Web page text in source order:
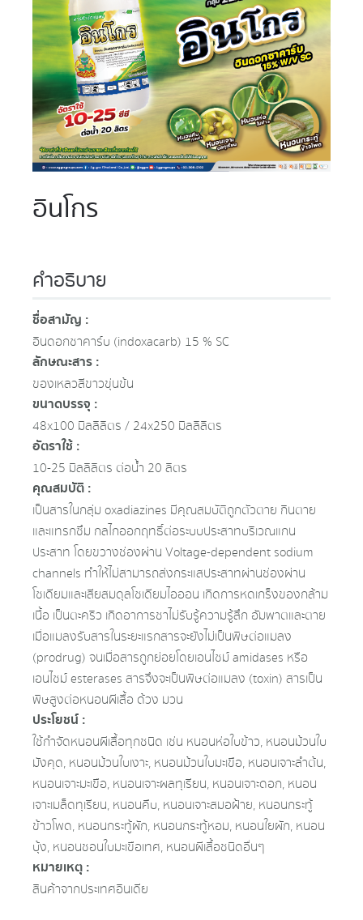
อินโกร
คำอธิบาย
ชื่อสามัญ :
อินดอกซาคาร์บ (indoxacarb) 15 % SC
ลักษณะสาร :
ของเหลวสีขาวขุ่นข้น
ขนาดบรรจุ :
48x100 มิลลิลิตร / 24x250 มิลลิลิตร
อัตราใช้ :
10-25 มิลลิลิตร ต่อน้ำ 20 ลิตร
คุณสมบัติ :
เป็นสารในกลุ่ม oxadiazines มีคุณสมบัติถูกตัวตาย กินตาย
และแทรกซึม กลไกออกฤทธิ์ต่อระบบประสาทบริเวณแกน
ประสาท โดยขวางช่องผ่าน Voltage-dependent sodium
channels ทำให้ไม่สามารถส่งกระแสประสาทผ่านช่องผ่าน
โซเดียมและเสียสมดุลโซเดียมไอออน เกิดการหดเกร็งของกล้าม
เนื้อ เป็นตะคริว เกิดอาการชาไม่รับรู้ความรู้สึก อัมพาตและตาย
เมื่อแมลงรับสารในระยะแรกสารจะยังไม่เป็นพิษต่อแมลง
(prodrug) จนเมื่อสารถูกย่อยโดยเอนไซม์ amidases หรือ
เอนไซม์ esterases สารจึงจะเป็นพิษต่อแมลง (toxin) สารเป็น
พิษสูงต่อหนอนผีเสื้อ ด้วง มวน
ประโยชน์ :
ใช้กําจัดหนอนผีเสื้อทุกชนิด เช่น หนอนห่อใบข้าว, หนอนม้วนใบ
มังคุด, หนอนม้วนใบเงาะ, หนอนม้วนใบมะเขือ, หนอนเจาะลําต้น,
หนอนเจาะมะเขือ, หนอนเจาะผลทุเรียน, หนอนเจาะดอก, หนอน
เจาะเมล็ดทุเรียน, หนอนคืบ, หนอนเจาะสมอฝ้าย, หนอนกระทู้
ข้าวโพด, หนอนกระทู้ผัก, หนอนกระทู้หอม, หนอนใยผัก, หนอน
บุ้ง, หนอนชอนใบมะเขือเทศ, หนอนผีเสื้อชนิดอื่นๆ
หมายเหตุ :
สินค้าจากประเทศอินเดีย